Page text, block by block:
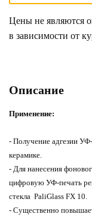
Цены не являются
в зависимости от
Описание
Применение:
- Получение адгезии
керамике.
- Для нанесения
цифровую УФ-печать
стекла PaliGlass FX 10.
- Существенно